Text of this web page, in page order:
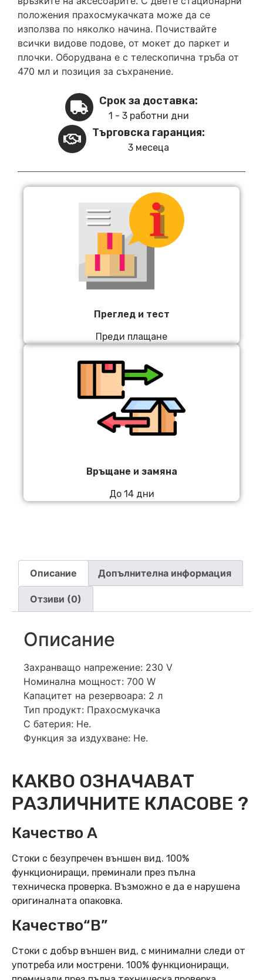
положения прахосмукачката може да се
използва по няколко начина. Почиствайте
всички видове подове, от мокет до паркет и
плочки. Оборудвана е с телескопична тръба от
470 мл и позиция за съхранение.
Срок за доставка:
1 - 3 работни дни
Търговска гаранция:
3 месеца
Преглед и тест
Преди плащане
Връщане и замяна
До 14 дни
Описание Допълнителна информация
Отзиви (0)
Описание
Захранващо напрежение: 230 V
Номинална мощност: 700 W
Капацитет на резервоара: 2 л
Тип продукт: Прахосмукачка
С батерия: Не.
Функция за издухване: Не.
КАКВО ОЗНАЧАВАТ
РАЗЛИЧНИТЕ КЛАСОВЕ ?
Качество А
Стоки с безупречен външен вид. 100%
функциониращи, преминали през пълна
техническа проверка. Възможно е да е нарушена
оригиналната опаковка.
Качество“B”
Стоки с добър външен вид, с минимални следи от
употреба или мострени. 100% функциониращи,